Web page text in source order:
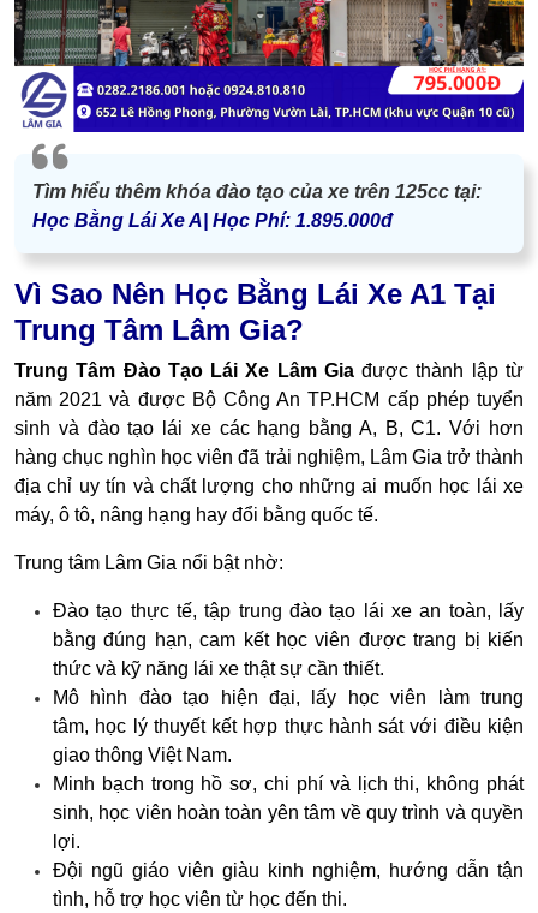
Tìm hiểu thêm khóa đào tạo của xe trên 125cc tại:
Học Bằng Lái Xe A| Học Phí: 1.895.000đ
Vì Sao Nên Học Bằng Lái Xe A1 Tại
Trung Tâm Lâm Gia?
Trung Tâm Đào Tạo Lái Xe Lâm Giađược thành lập từ
năm 2021 và được BộCông An TP.HCM cấp phép tuyển
sinh và đào tạo lái xe các hạng bằng A, B, C1. Với hơn
hàng chục nghìn học viên đã trải nghiệm, Lâm Gia trở thành
địa chỉ uy tín và chất lượng cho những ai muốn học lái xe
máy, ô tô, nâng hạng hay đổi bằng quốc tế.
Trung tâm Lâm Gia nổi bật nhờ:
Đào tạo thực tế, tập trung đào tạo lái xe an toàn, lấy
bằng đúng hạn, cam kết học viên được trang bị kiến
thức và kỹ năng lái xe thật sự cần thiết.
Mô hình đào tạo hiện đại, lấy học viên làm trung
tâm, học lý thuyết kết hợp thực hành sát với điều kiện
giao thông Việt Nam.
Minh bạch trong hồ sơ, chi phí và lịch thi, không phát
sinh, học viên hoàn toàn yên tâm về quy trình và quyền
lợi.
Đội ngũ giáo viên giàu kinh nghiệm, hướng dẫn tận
tình, hỗ trợ học viên từ học đến thi.